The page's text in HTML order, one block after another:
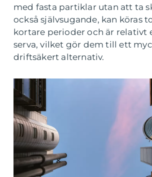
med fasta partiklar utan att ta
också självsugande, kan köras
kortare perioder och är relativt
serva, vilket gör dem till ett
driftsäkert alternativ.